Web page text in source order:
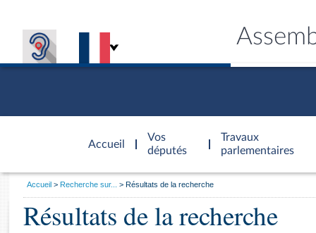
Accueil
d'accueil
Vos
députés
Travaux
parlementaires
Général
Vous
Accueil Recherche sur... Résultats de la recherche
Résultats de la recherche